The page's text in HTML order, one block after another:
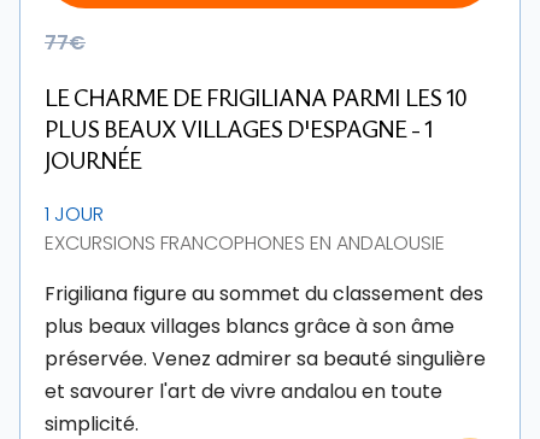
77€
LE CHARME DE FRIGILIANA PARMI LES 10
PLUS BEAUX VILLAGES D'ESPAGNE - 1
JOURNÉE
1 JOUR
EXCURSIONS FRANCOPHONES EN ANDALOUSIE
Frigiliana figure au sommet du classement des
plus beaux villages blancs grâce à son âme
préservée. Venez admirer sa beauté singulière
et savourer l'art de vivre andalou en toute
simplicité.